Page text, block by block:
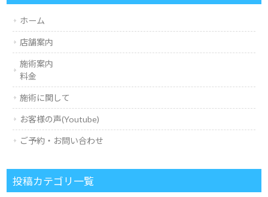
ホーム
店舗案内
施術案内
料金
施術に関して
お客様の声(Youtube)
ご予約・お問い合わせ
投稿カテゴリ一覧